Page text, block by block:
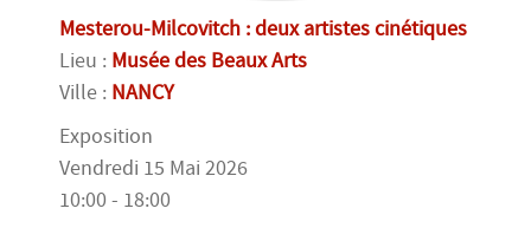
Mesterou-Milcovitch : deux artistes cinétiques
Lieu : Musée des Beaux Arts
Ville : NANCY
Exposition
Vendredi 15 Mai 2026
10:00 - 18:00